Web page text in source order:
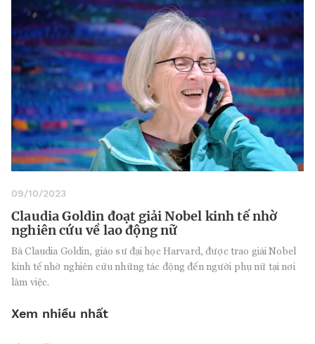
09/10/2023
Claudia Goldin đoạt giải Nobel kinh tế nhờ
nghiên cứu về lao động nữ
Bà Claudia Goldin, giáo sư đại học Harvard, được trao giải Nobel
kinh tế nhờ nghiên cứu những tác động đến người phụ nữ tại nơi
làm việc.
Xem nhiều nhất